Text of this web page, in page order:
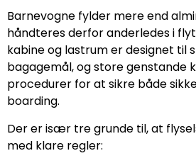
Barnevogne fylder mere end
håndteres derfor anderledes i
kabine og lastrum er designet til
bagagemål, og store
procedurer for at sikre både
boarding.
Der er især tre grunde til, at
med klare regler: